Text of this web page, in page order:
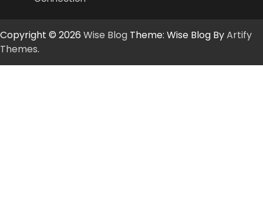
Copyright © 2026 Wise Blog Theme: Wise Blog ByArtify
Themes.